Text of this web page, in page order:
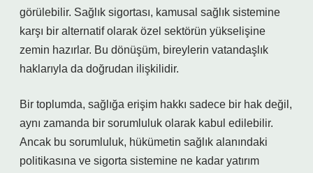
görülebilir. Sağlık sigortası, kamusal sağlık sistemine
karşı bir alternatif olarak özel sektörün yükselişine
zemin hazırlar. Bu dönüşüm, bireylerin vatandaşlık
haklarıyla da doğrudan ilişkilidir.
Bir toplumda, sağlığa erişim hakkı sadece bir hak değil,
aynı zamanda bir sorumluluk olarak kabul edilebilir.
Ancak bu sorumluluk, hükümetin sağlık alanındaki
politikasına ve sigorta sistemine ne kadar yatırım